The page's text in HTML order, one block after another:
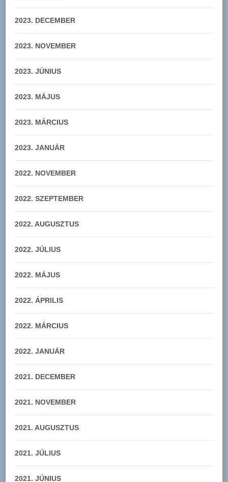
2023. DECEMBER
2023. NOVEMBER
2023. JÚNIUS
2023. MÁJUS
2023. MÁRCIUS
2023. JANUÁR
2022. NOVEMBER
2022. SZEPTEMBER
2022. AUGUSZTUS
2022. JÚLIUS
2022. MÁJUS
2022. ÁPRILIS
2022. MÁRCIUS
2022. JANUÁR
2021. DECEMBER
2021. NOVEMBER
2021. AUGUSZTUS
2021. JÚLIUS
2021. JÚNIUS